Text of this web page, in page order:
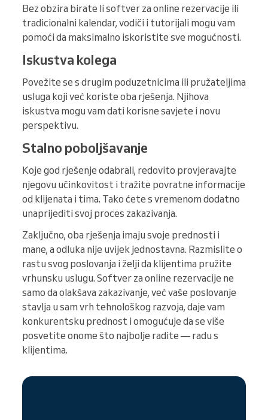
Bez obzira birate li softver za online rezervacije ili
tradicionalni kalendar, vodiči i tutorijali mogu vam
pomoći da maksimalno iskoristite sve mogućnosti.
Iskustva kolega
Povežite se s drugim poduzetnicima ili pružateljima
usluga koji već koriste oba rješenja. Njihova
iskustva mogu vam dati korisne savjete i novu
perspektivu.
Stalno poboljšavanje
Koje god rješenje odabrali, redovito provjeravajte
njegovu učinkovitost i tražite povratne informacije
od klijenata i tima. Tako ćete s vremenom dodatno
unaprijediti svoj proces zakazivanja.
Zaključno, oba rješenja imaju svoje prednosti i
mane, a odluka nije uvijek jednostavna. Razmislite o
rastu svog poslovanja i želji da klijentima pružite
vrhunsku uslugu. Softver za online rezervacije ne
samo da olakšava zakazivanje, već vaše poslovanje
stavlja u sam vrh tehnološkog razvoja, daje vam
konkurentsku prednost i omogućuje da se više
posvetite onome što najbolje radite — radu s
klijentima.